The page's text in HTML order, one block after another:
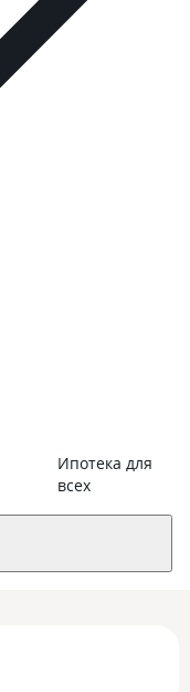
Ипотека для
всех